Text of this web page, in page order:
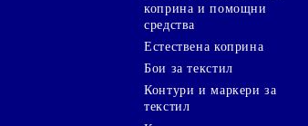
коприна и помощни
средства
Естествена коприна
Бои за текстил
Контури и маркери за
текстил